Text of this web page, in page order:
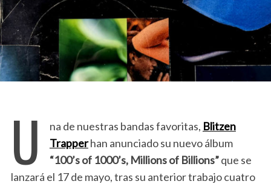
U na de nuestras bandas favoritas, Blitzen
Trapperhan anunciado su nuevo álbum
“100’s of 1000’s, Millions of Billions”que se
lanzará el 17 de mayo, tras su anterior trabajo cuatro